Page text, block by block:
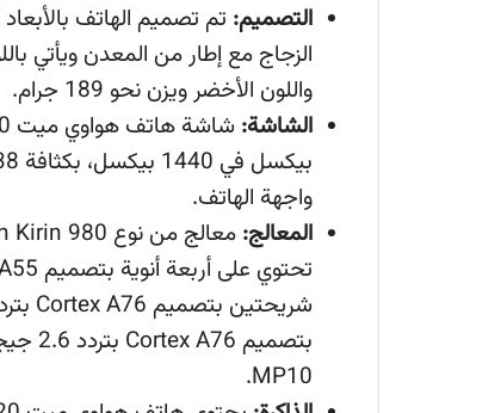
التصميم:
الزجاج مع إطار من المعدن ويأتي
واللون الأخضر ويزن نحو 189 جرام.
الشاشة:
واجهة الهاتف.
المعالج:
MP10.